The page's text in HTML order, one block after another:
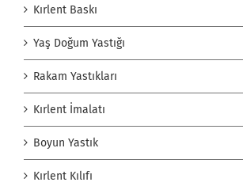
Kırlent Baskı
Yaş Doğum Yastığı
Rakam Yastıkları
Kırlent İmalatı
Boyun Yastık
Kırlent Kılıfı